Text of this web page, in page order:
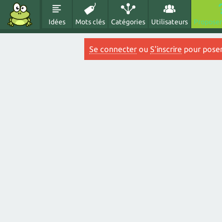
Idées Mots clés Catégories Utilisateurs
Se connecter ou S'inscrire pour